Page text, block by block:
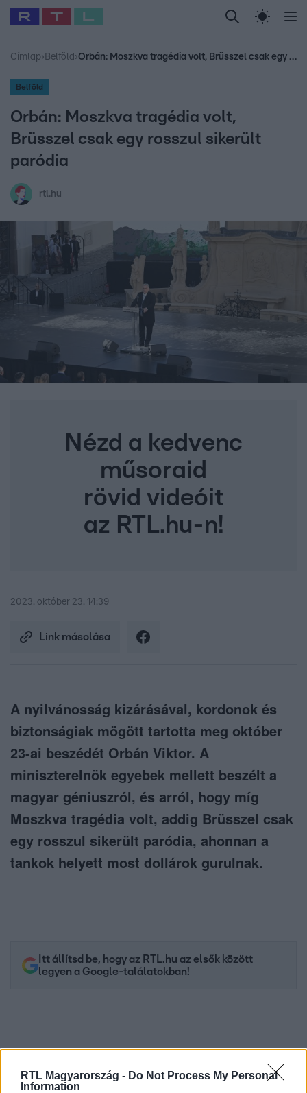
RTL Magyarország - Do Not Process My Personal
Information
Legfrissebb RTL Híradó Randi Celeb vagyok,
Babits Marcella Most Wanted Gallusz
Címlap› Belföld › Orbán: Moszkva tragédia volt, Brüsszel csak egy rosszul sikerült paródia
Belföld
Orbán: Moszkva tragédia volt,
Brüsszel csak egy rosszul sikerült
paródia
rtl.hu
Nézd a kedvenc
műsoraid
rövid videóit
az RTL.hu-n!
2023. október 23. 14:39
Link másolása
A nyilvánosság kizárásával, kordonok és
biztonságiak mögött tartotta meg október
23-ai beszédét Orbán Viktor. A
miniszterelnök egyebek mellett beszélt a
magyar géniuszról, és arról, hogy míg
Moszkva tragédia volt, addig Brüsszel csak
egy rosszul sikerült paródia, ahonnan a
tankok helyett most dollárok gurulnak.
Itt állítsd be, hogy az RTL.hu az elsők között
legyen a Google-találatokban!